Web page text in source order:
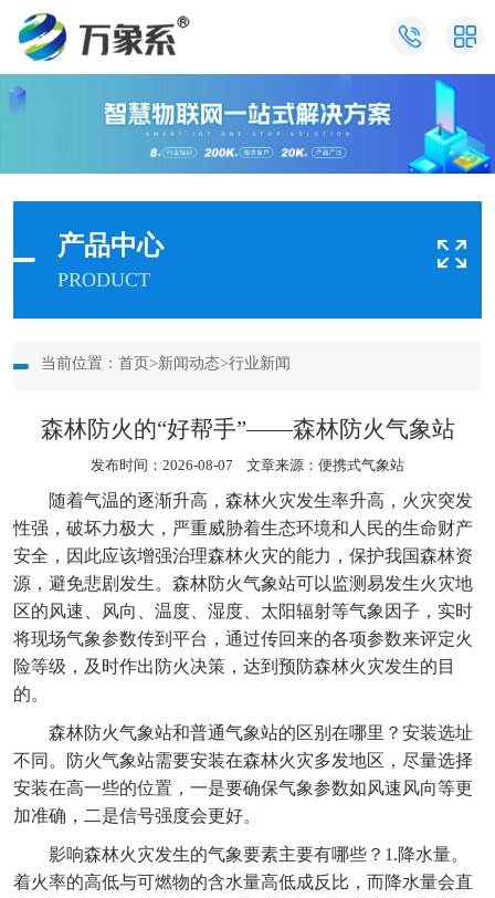
产品中心
PRODUCT
当前位置： 首页 >新闻动态>行业新闻
森林防火的“好帮手”——森林防火气象站
发布时间：2026-08-07 文章来源： 便携式气象站
随着气温的逐渐升高，森林火灾发生率升高，火灾突发
性强，破坏力极大，严重威胁着生态环境和人民的生命财产
安全，因此应该增强治理森林火灾的能力，保护我国森林资
源，避免悲剧发生。森林防火气象站可以监测易发生火灾地
区的风速、风向、温度、湿度、太阳辐射等气象因子，实时
将现场气象参数传到平台，通过传回来的各项参数来评定火
险等级，及时作出防火决策，达到预防森林火灾发生的目
的。
森林防火气象站和普通气象站的区别在哪里？安装选址
不同。防火气象站需要安装在森林火灾多发地区，尽量选择
安装在高一些的位置，一是要确保气象参数如风速风向等更
加准确，二是信号强度会更好。
影响森林火灾发生的气象要素主要有哪些？1.降水量。
着火率的高低与可燃物的含水量高低成反比，而降水量会直